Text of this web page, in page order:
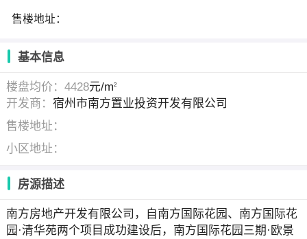
售楼地址：
基本信息
楼盘均价：4428元/m2
开发商：宿州市南方置业投资开发有限公司
售楼地址：
小区地址：
房源描述
南方房地产开发有限公司，自南方国际花园、南方国际花
园·清华苑两个项目成功建设后，南方国际花园三期·欧景